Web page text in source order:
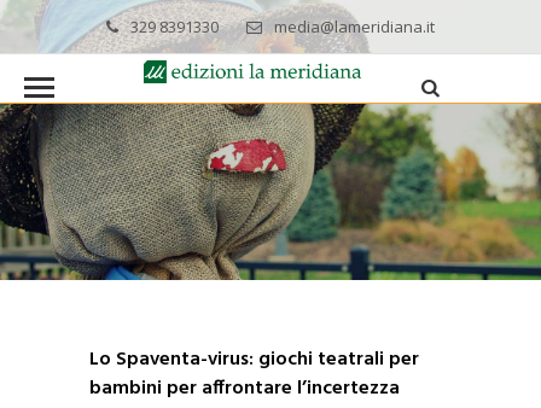
329 8391330 media@lameridiana.it
Lo Spaventa-virus: giochi teatrali per
bambini per affrontare l’incertezza